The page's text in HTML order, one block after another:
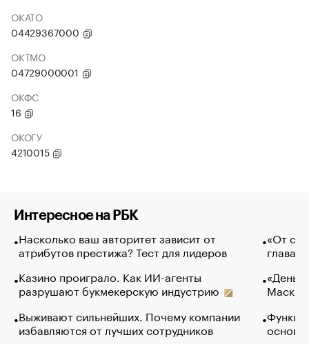
ОКАТО
04429367000
ОКТМО
04729000001
ОКФС
16
ОКОГУ
4210015
Интересное на РБК
Насколько ваш авторитет зависит от
атрибутов престижа? Тест для лидеров
Казино проиграло. Как ИИ-агенты
разрушают букмекерскую индустрию
Выживают сильнейших. Почему компании
избавляются от лучших сотрудников
«От
глава
Маск в
основ